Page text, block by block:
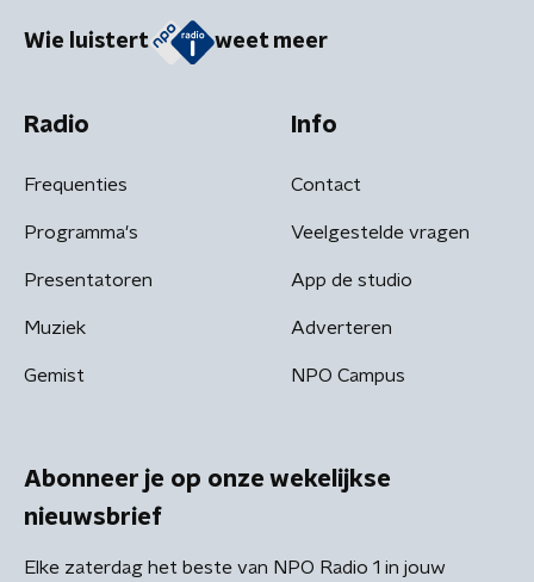
Wie luistert weet meer
Radio
Frequenties
Programma's
Presentatoren
Muziek
Gemist
Info
Contact
Veelgestelde vragen
App de studio
Adverteren
NPO Campus
Abonneer je op onze wekelijkse
nieuwsbrief
Elke zaterdag het beste van NPO Radio 1 in jouw